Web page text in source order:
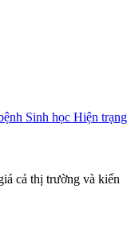
Sinh học Hiện trạng
cả thị trường và kiến